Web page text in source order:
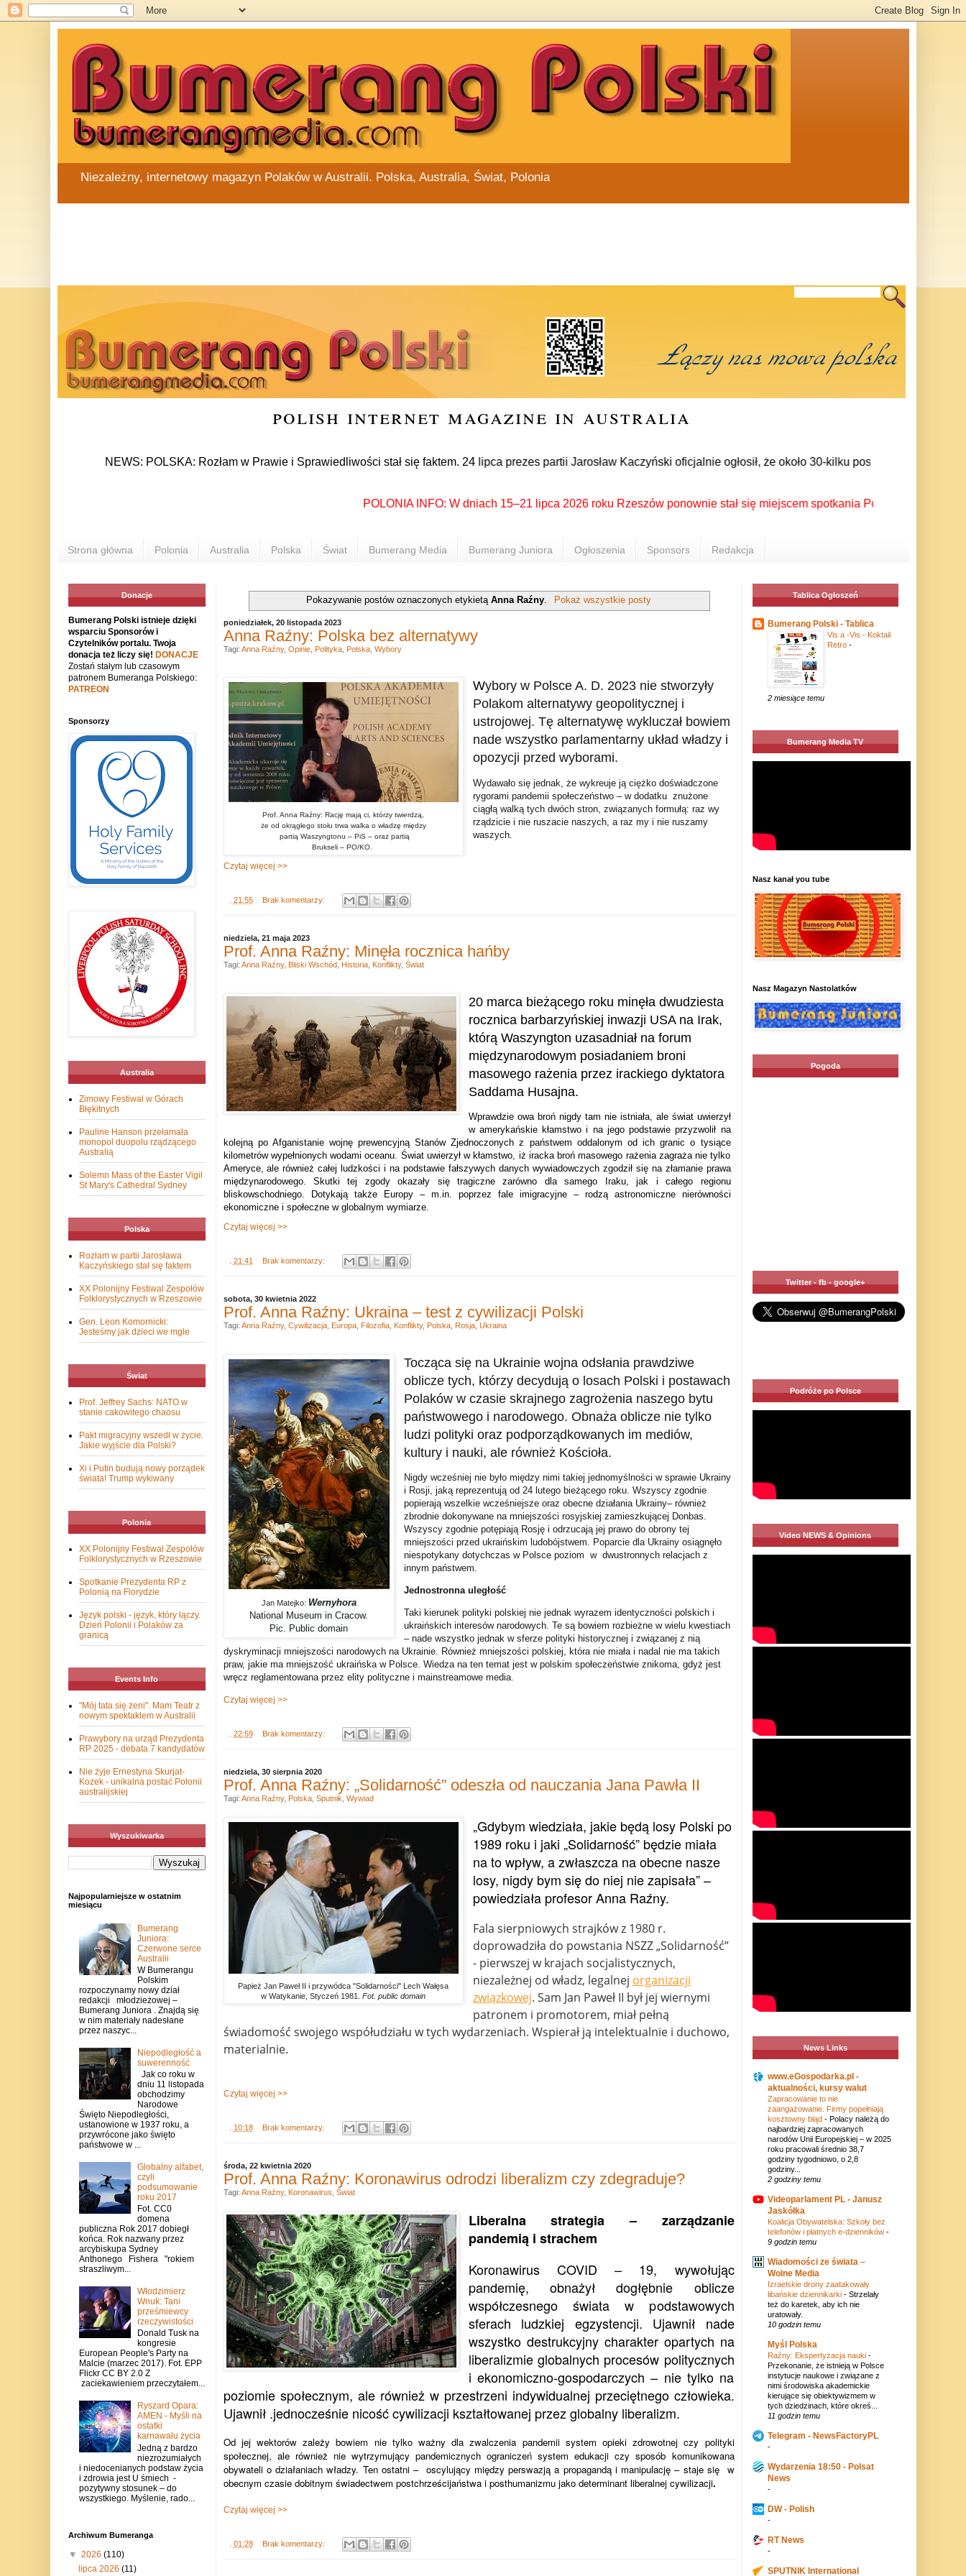
Niezależny, internetowy magazyn Polaków w Australii. Polska, Australia, Świat, Polonia
polish internet magazine in australia
NEWS: POLSKA: Rozłam w Prawie i Sprawiedliwości stał się faktem. 24 lipca prezes partii Jarosław Kaczyński oficjalnie ogłosił, że około 30-kilku posłów
POLONIA INFO: W dniach 15–21 lipca 2026 roku Rzeszów ponownie stał się miejscem spotkania Polonii z całego
Strona główna Polonia Australia Polska Świat Bumerang Media Bumerang Juniora Ogłoszenia Sponsors Redakcja
Pokazywanie postów oznaczonych etykietąAnna Raźny. Pokaż wszystkie posty
poniedziałek, 20 listopada 2023
Anna Raźny: Polska bez alternatywy
Prof. Anna Raźny: Rację mają ci, którzy twierdzą,
że od okrągłego stołu trwa walka o władzę między
partią Waszyngtonu – PiS – oraz partią
Brukseli – PO/KO.
Wybory w Polsce A. D. 2023 nie stworzyły
Polakom alternatywy geopolitycznej i
ustrojowej. Tę alternatywę wykluczał bowiem
nade wszystko parlamentarny układ władzy i
opozycji przed wyborami.
Wydawało się jednak, że wykreuje ją ciężko doświadczone
rygorami pandemii społeczeństwo – w dodatku znużone
ciągłą walką tych dwóch stron, związanych formułą: raz wy
rządzicie i nie ruszacie naszych, a raz my i nie ruszamy
waszych.
Czytaj więcej >>
21:55 Brak komentarzy:
Tagi: Anna Raźny, Opinie, Polityka, Polska, Wybory
niedziela, 21 maja 2023
Prof. Anna Raźny: Minęła rocznica hańby
20 marca bieżącego roku minęła dwudziesta
rocznica barbarzyńskiej inwazji USA na Irak,
którą Waszyngton uzasadniał na forum
międzynarodowym posiadaniem broni
masowego rażenia przez irackiego dyktatora
Saddama Husajna.
Wprawdzie owa broń nigdy tam nie istniała, ale świat uwierzył
w amerykańskie kłamstwo i na jego podstawie przyzwolił na
kolejną po Afganistanie wojnę prewencyjną Stanów Zjednoczonych z państwem oddalonym od ich granic o tysiące
kilometrów wypełnionych wodami oceanu. Świat uwierzył w kłamstwo, iż iracka broń masowego rażenia zagraża nie tylko
Ameryce, ale również całej ludzkości i na podstawie fałszywych danych wywiadowczych zgodził się na złamanie prawa
międzynarodowego. Skutki tej zgody okazały się tragiczne zarówno dla samego Iraku, jak i całego regionu
bliskowschodniego. Dotykają także Europy – m.in. poprzez fale imigracyjne – rodzą astronomiczne nierówności
ekonomiczne i społeczne w globalnym wymiarze.
Czytaj więcej >>
21:41 Brak komentarzy:
Tagi: Anna Raźny, Bliski Wschód, Historia, Konflikty, Świat
sobota, 30 kwietnia 2022
Prof. Anna Raźny: Ukraina – test z cywilizacji Polski
Jan Matejko: Wernyhora
National Museum in Cracow.
Pic. Public domain
Tocząca się na Ukrainie wojna odsłania prawdziwe
oblicze tych, którzy decydują o losach Polski i postawach
Polaków w czasie skrajnego zagrożenia naszego bytu
państwowego i narodowego. Obnaża oblicze nie tylko
ludzi polityki oraz podporządkowanych im mediów,
kultury i nauki, ale również Kościoła.
Nigdy wcześniej nie było między nimi takiej jednomyślności w sprawie Ukrainy
i Rosji, jaką reprezentują od 24 lutego bieżącego roku. Wszyscy zgodnie
popierają wszelkie wcześniejsze oraz obecne działania Ukrainy– również
zbrodnie dokonywane na mniejszości rosyjskiej zamieszkującej Donbas.
Wszyscy zgodnie potępiają Rosję i odrzucają jej prawo do obrony tej
mniejszości przed ukraińskim ludobójstwem. Poparcie dla Ukrainy osiągnęło
niespotykany dotychczas w Polsce poziom w dwustronnych relacjach z
innym państwem.
Jednostronna uległość
Taki kierunek polityki polskiej nie jednak wyrazem identyczności polskich i
ukraińskich interesów narodowych. Te są bowiem rozbieżne w wielu kwestiach
– nade wszystko jednak w sferze polityki historycznej i związanej z nią
dyskryminacji mniejszości narodowych na Ukrainie. Również mniejszości polskiej, która nie miała i nadal nie ma takich
praw, jakie ma mniejszość ukraińska w Polsce. Wiedza na ten temat jest w polskim społeczeństwie znikoma, gdyż jest
wręcz reglamentowana przez elity polityczne i mainstreamowe media.
Czytaj więcej >>
22:59 Brak komentarzy:
Tagi: Anna Raźny, Cywilizacja, Europa, Filozofia, Konflikty, Polska, Rosja, Ukraina
niedziela, 30 sierpnia 2020
Prof. Anna Raźny: „Solidarność” odeszła od nauczania Jana Pawła II
Papież Jan Paweł II i przywódca "Solidarności" Lech Wałęsa
w Watykanie, Styczeń 1981.
Fot. public domain
„Gdybym wiedziała, jakie będą losy Polski po
1989 roku i jaki „Solidarność” będzie miała
na to wpływ, a zwłaszcza na obecne nasze
losy, nigdy bym się do niej nie zapisała” –
powiedziała profesor Anna Raźny.
Fala sierpniowych strajków z 1980 r.
doprowadziła do powstania NSZZ „Solidarność”
- pierwszej w krajach socjalistycznych,
niezależnej od władz, legalnej organizacji
związkowej. Sam Jan Paweł II był jej wiernymi
patronem i promotorem, miał pełną
świadomość swojego współudziału w tych wydarzeniach. Wspierał ją intelektualnie i duchowo,
materialnie.
Czytaj więcej >>
10:18 Brak komentarzy:
Tagi: Anna Raźny, Polska, Sputnik Wywiad
środa, 22 kwietnia 2020
Prof. Anna Raźny: Koronawirus odrodzi liberalizm czy zdegraduje?
Liberalna strategia – zarządzanie
pandemią i strachem
Koronawirus COVID – 19, wywołując
pandemię, obnażył dogłębnie oblicze
współczesnego świata w podstawowych
sferach ludzkiej egzystencji. Ujawnił nade
wszystko destrukcyjny charakter opartych na
liberalizmie globalnych procesów politycznych
i ekonomiczno-gospodarczych – nie tylko na
poziomie społecznym, ale również w przestrzeni indywidualnej przeciętnego człowieka.
Ujawnił .jednocześnie nicość cywilizacji kształtowanej przez globalny liberalizm.
Od jej wektorów zależy bowiem nie tylko ważny dla zwalczenia pandemii system opieki zdrowotnej czy polityki
społecznej, ale również nie wytrzymujący pandemicznych ograniczeń system edukacji czy sposób komunikowana
obywateli o działaniach władzy. Ten ostatni – oscylujący między perswazją a propagandą i manipulację – staje się w
obecnym czasie dobitnym świadectwem postchrześcijaństwa i posthumanizmu jako determinant liberalnej cywilizacji.
Czytaj więcej >>
01:28 Brak komentarzy:
Tagi: Anna Raźny, Koronawirus, Świat
Donacje
Bumerang Polski istnieje dzięki
wsparciu Sponsorów i
Czytelników portalu. Twoja
donacja też liczy się! DONACJE
Zostań stałym lub czasowym
patronem Bumeranga Polskiego:
PATREON
Sponsorzy
Australia
Zimowy Festiwal w Górach
Błękitnych
Pauline Hanson przełamała
monopol duopolu rządzącego
Australią
Solemn Mass of the Easter Vigil
St Mary's Cathedral Sydney
Polska
Rozłam w partii Jarosława
Kaczyńskiego stał się faktem
XX Polonijny Festiwal Zespołów
Folklorystycznych w Rzeszowie
Gen. Leon Komornicki:
Jesteśmy jak dzieci we mgle
Świat
Prof. Jeffrey Sachs: NATO w
stanie cakowitego chaosu
Pakt migracyjny wszedł w życie.
Jakie wyjście dla Polski?
Xi i Putin budują nowy porządek
świata! Trump wykiwany
Polonia
XX Polonijny Festiwal Zespołów
Folklorystycznych w Rzeszowie
Spotkanie Prezydenta RP z
Polonią na Florydzie
Język polski - język, który łączy.
Dzień Polonii i Polaków za
granicą
Events Info
"Mój tata się żeni". Mam Teatr z
nowym spektaklem w Australii
Prawybory na urząd Prezydenta
RP 2025 - debata 7 kandydatów
Nie żyje Ernestyna Skurjat-
Kozek - unikalna postać Polonii
australijskiej
Wyszukiwarka
Najpopularniejsze w ostatnim
miesiącu
Bumerang
Juniora:
Czerwone serce
Australii
W Bumerangu
Polskim
rozpoczynamy nowy dział
redakcji młodzieżowej –
Bumerang Juniora . Znajdą się
w nim materiały nadesłane
przez naszyc...
Niepodległość a
suwerenność
Jak co roku w
dniu 11 listopada
obchodzimy
Narodowe
Święto Niepodległości,
ustanowione w 1937 roku, a
przywrócone jako święto
państwowe w ...
Globalny alfabet,
czyli
podsumowanie
roku 2017
Fot. CC0
domena
publiczna Rok 2017 dobiegł
końca. Rok nazwany przez
arcybiskupa Sydney
Anthonego Fishera "rokiem
straszliwym...
Włodzimierz
Wnuk: Tani
prześmiewcy
rzeczywistości
Donald Tusk na
kongresie
European People's Party na
Malcie (marzec 2017). Fot. EPP
Flickr CC BY 2.0 Z
zaciekawieniem przeczytałem...
Ryszard Opara:
AMEN - Myśli na
ostatki
karnawału życia
Jedną z bardzo
niezrozumiałych
i niedocenianych podstaw życia
i zdrowia jest U śmiech -
pozytywny stosunek – do
wszystkiego. Myślenie, rado...
Archiwum Bumeranga
▼ 2026 (110)
lipca 2026 (11)
Tablica Ogłoszeń
Bumerang Polski - Tablica
Vis a -Vis - Koktail
Retro -
2 miesiące temu
Bumerang Media TV
Nasz kanał you tube
Nasz Magazyn Nastolatków
Pogoda
Twitter - fb - google+
Podróże po Polsce
Video NEWS & Opinions
News Links
www.eGospodarka.pl -
aktualności, kursy walut
Zapracowanie to nie
zaangażowanie. Firmy popełniają
kosztowny błąd - Polacy należą do
najbardziej zapracowanych
narodów Unii Europejskiej – w 2025
roku pracowali średnio 38,7
godziny tygodniowo, o 2,8
godziny...
2 godziny temu
Videoparlament PL - Janusz
Jaskółka
Koalicja Obywatelska: Szkoły bez
telefonów i płatnych e-dzienników -
9 godzin temu
Wiadomości ze świata –
Wolne Media
Izraelskie drony zaatakowały
libańskie dziennikarki - Strzelały
też do karetek, aby ich nie
uratowały.
10 godzin temu
Myśl Polska
Raźny: Ekspertyzacja nauki -
Przekonanie, że istnieją w Polsce
instytucje naukowe i związane z
nimi środowiska akademickie
kierujące się obiektywizmem w
tych dziedzinach, które okreś...
11 godzin temu
Telegram - NewsFactoryPL
-
Wydarzenia 18:50 - Polsat
News
-
DW - Polish
-
RT News
-
SPUTNIK International